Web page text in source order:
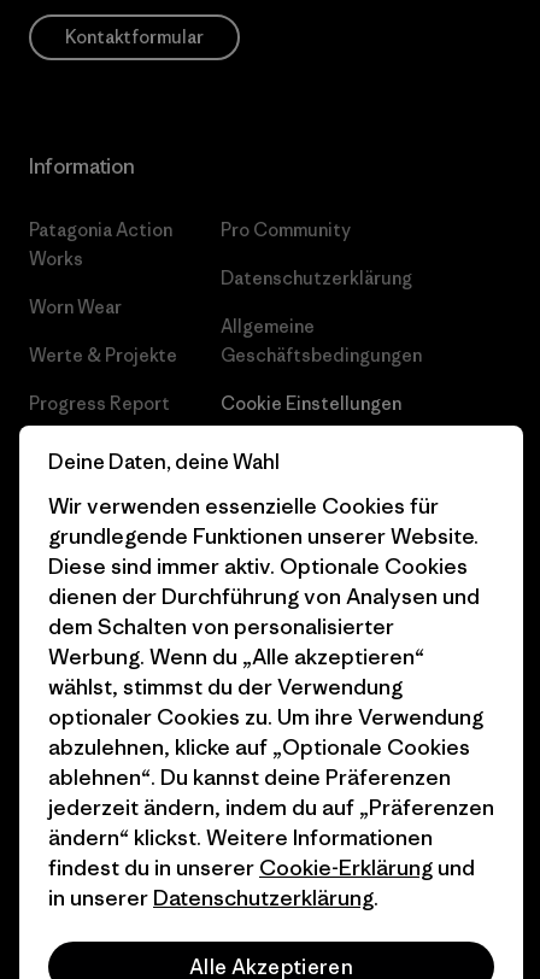
Kontaktformular
Information
Patagonia Action
Works
Worn Wear
Werte & Projekte
Progress Report
Business Unusual
Klimaziele
1% For The Planet
Wie wir finanzieren
Geschenkgutscheine
Stores in deiner
Nähe
Pro Community
Datenschutzerklärung
Allgemeine
Geschäftsbedingungen
Cookie Einstellungen
Karriere
Pressekontakt
Industry program
Affiliate-Programm
Patagonia Deutschland
Seitenverzeichnis
© 2026 Patagonia, Inc. All Rights Reserved.
Deine Daten, deine Wahl
Wir verwenden essenzielle Cookies für
grundlegende Funktionen unserer Website.
Diese sind immer aktiv. Optionale Cookies
dienen der Durchführung von Analysen und
dem Schalten von personalisierter
Werbung. Wenn du „Alle akzeptieren“
wählst, stimmst du der Verwendung
optionaler Cookies zu. Um ihre Verwendung
abzulehnen, klicke auf „Optionale Cookies
ablehnen“. Du kannst deine Präferenzen
jederzeit ändern, indem du auf „Präferenzen
ändern“ klickst. Weitere Informationen
findest du in unserer Cookie-Erklärung und
in unserer Datenschutzerklärung.
Alle Akzeptieren